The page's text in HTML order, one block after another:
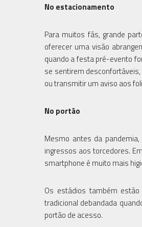
No estacionamento
Para muitos fãs, grande
oferecer uma visão
quando a festa pré-evento
se sentirem
ou transmitir um aviso aos
No portão
Mesmo antes da
ingressos aos torcedores.
smartphone é muito mais
Os estádios também
tradicional debandada
portão de acesso.